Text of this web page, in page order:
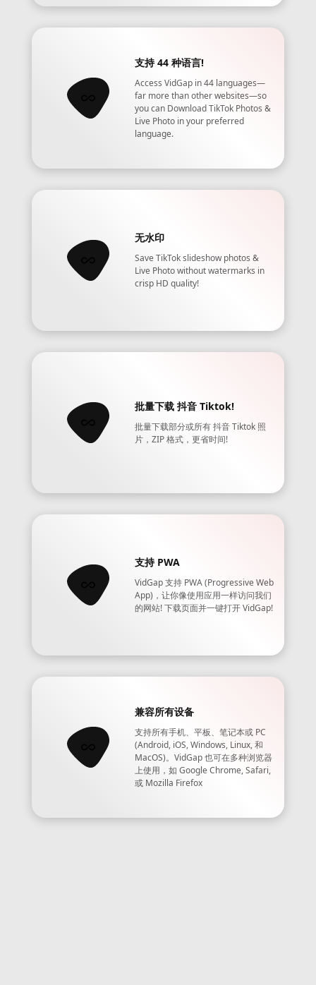
支持 44 种语言!
Access VidGap in 44 languages—
far more than other websites—so
you can Download TikTok Photos &
Live Photo in your preferred
language.
无水印
Save TikTok slideshow photos &
Live Photo without watermarks in
crisp HD quality!
批量下载 抖音 Tiktok!
批量下载部分或所有 抖音 Tiktok 照
片，ZIP 格式，更省时间!
支持 PWA
VidGap 支持 PWA (Progressive Web
App)，让你像使用应用一样访问我们
的网站! 下载页面并一键打开 VidGap!
兼容所有设备
支持所有手机、平板、笔记本或 PC
(Android, iOS, Windows, Linux, 和
MacOS)。VidGap 也可在多种浏览器
上使用，如 Google Chrome, Safari,
或 Mozilla Firefox